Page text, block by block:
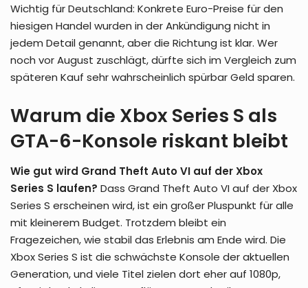
Wichtig für Deutschland: Konkrete Euro-Preise für den
hiesigen Handel wurden in der Ankündigung nicht in
jedem Detail genannt, aber die Richtung ist klar. Wer
noch vor August zuschlägt, dürfte sich im Vergleich zum
späteren Kauf sehr wahrscheinlich spürbar Geld sparen.
Warum die Xbox Series S als
GTA-6-Konsole riskant bleibt
Wie gut wird Grand Theft Auto VI auf der Xbox
Series S laufen? Dass Grand Theft Auto VI auf der Xbox
Series S erscheinen wird, ist ein großer Pluspunkt für alle
mit kleinerem Budget. Trotzdem bleibt ein
Fragezeichen, wie stabil das Erlebnis am Ende wird. Die
Xbox Series S ist die schwächste Konsole der aktuellen
Generation, und viele Titel zielen dort eher auf 1080p,